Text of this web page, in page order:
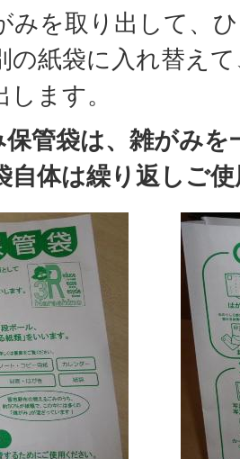
みを取り出して、
の紙袋に入れ替え
ます。
管袋は、雑がみ
自体は繰り返しご